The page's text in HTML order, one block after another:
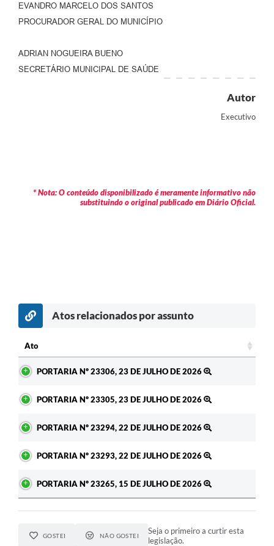
EVANDRO MARCELO DOS SANTOS
PROCURADOR GERAL DO MUNICÍPIO
ADRIAN NOGUEIRA BUENO
SECRETÁRIO MUNICIPAL DE SAÚDE
Autor
Executivo
* Nota: O conteúdo disponibilizado é meramente informativo não
substituindo o original publicado em Diário Oficial.
Atos relacionados por assunto
Ato
PORTARIA Nº 23306, 23 DE JULHO DE 2026
PORTARIA Nº 23305, 23 DE JULHO DE 2026
PORTARIA Nº 23294, 22 DE JULHO DE 2026
PORTARIA Nº 23293, 22 DE JULHO DE 2026
PORTARIA Nº 23265, 15 DE JULHO DE 2026
GOSTEI NÃO GOSTEI
Seja o primeiro a curtir esta
legislação.